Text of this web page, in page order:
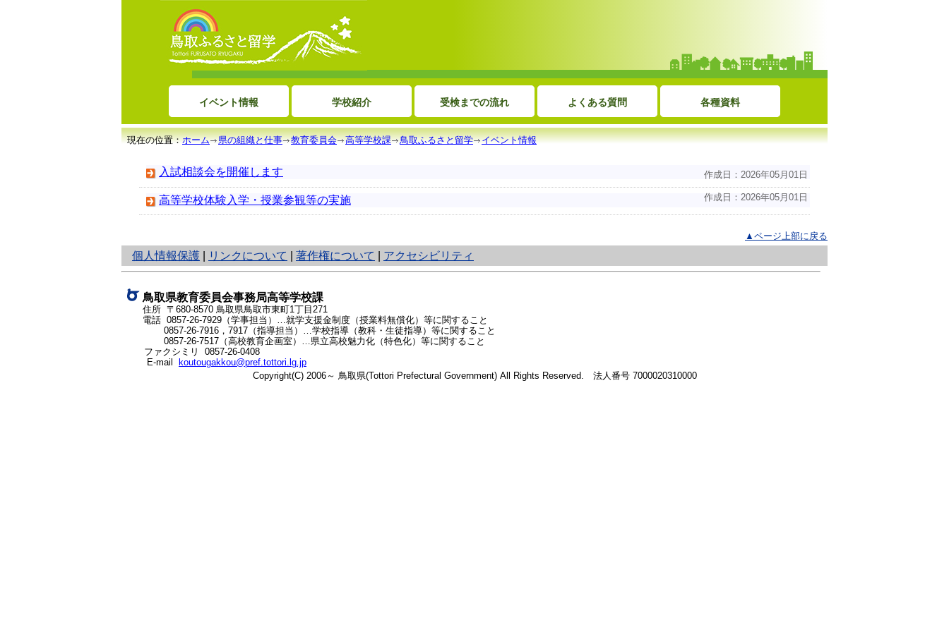
イベント情報 学校紹介 受検までの流れ よくある質問 各種資料
現在の位置：ホーム 県の組織と仕事 教育委員会 高等学校課 鳥取ふるさと留学 イベント情報
作成日：2026年05月01日
入試相談会を開催します
作成日：2026年05月01日
高等学校体験入学・授業参観等の実施
▲ページ上部に戻る
個人情報保護
と
り
ッ
ト
へ
の
リンクについて 著作権について アクセシビリティ
鳥取県教育委員会事務局高等学校課
住所 〒680-8570 鳥取県鳥取市東町1丁目271
電話 0857-26-7929（学事担当）…就学支援金制度（授業料無償化）等に関すること
0857-26-7916，7917（指導担当）…学校指導（教科・生徒指導）等に関すること
0857-26-7517（高校教育企画室）…県立高校魅力化（特色化）等に関すること
ファクシミリ 0857-26-0408
E-mail
koutougakkou@pref.tottori.lg.jp
Copyright(C) 2006～ 鳥取県(Tottori Prefectural Government) All Rights Reserved. 法人番号 7000020310000